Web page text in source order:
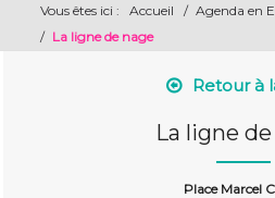
Vous êtes ici : Accueil / Agenda en
/ La ligne de nage
Retour à
La ligne
Place Marcel